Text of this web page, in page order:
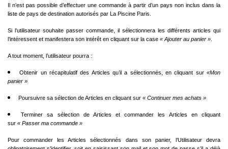
Il n’est pas possible d’effectuer une commande à partir d’un pays non inclus dans la
liste de pays de destination autorisés par La Piscine Paris.
Si l’utilisateur souhaite passer commande, il sélectionnera les différents articles qui
l’intéressent et manifestera son intérêt en cliquant sur la case « Ajouter au panier »
A tout moment, l’utilisateur pourra :
Obtenir un récapitulatif des Articles qu’il a sélectionnés, en cliquant sur«Mon
panier »
Poursuivre sa sélection de Articles en cliquant sur « Continuer mes achats »
Terminer sa sélection de Articles et commander les Articles en cliquant
sur « Passer ma commande »
Pour commander les Articles sélectionnés dans son panier, l’Utilisateur devra